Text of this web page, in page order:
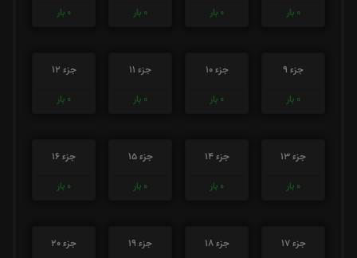
0 بار
0 بار
0 بار
0 بار
جزء 9
0 بار
جزء 10
0 بار
جزء 11
0 بار
جزء 12
0 بار
جزء 13
0 بار
جزء 14
0 بار
جزء 15
0 بار
جزء 16
0 بار
جزء 17
جزء 18
جزء 19
جزء 20